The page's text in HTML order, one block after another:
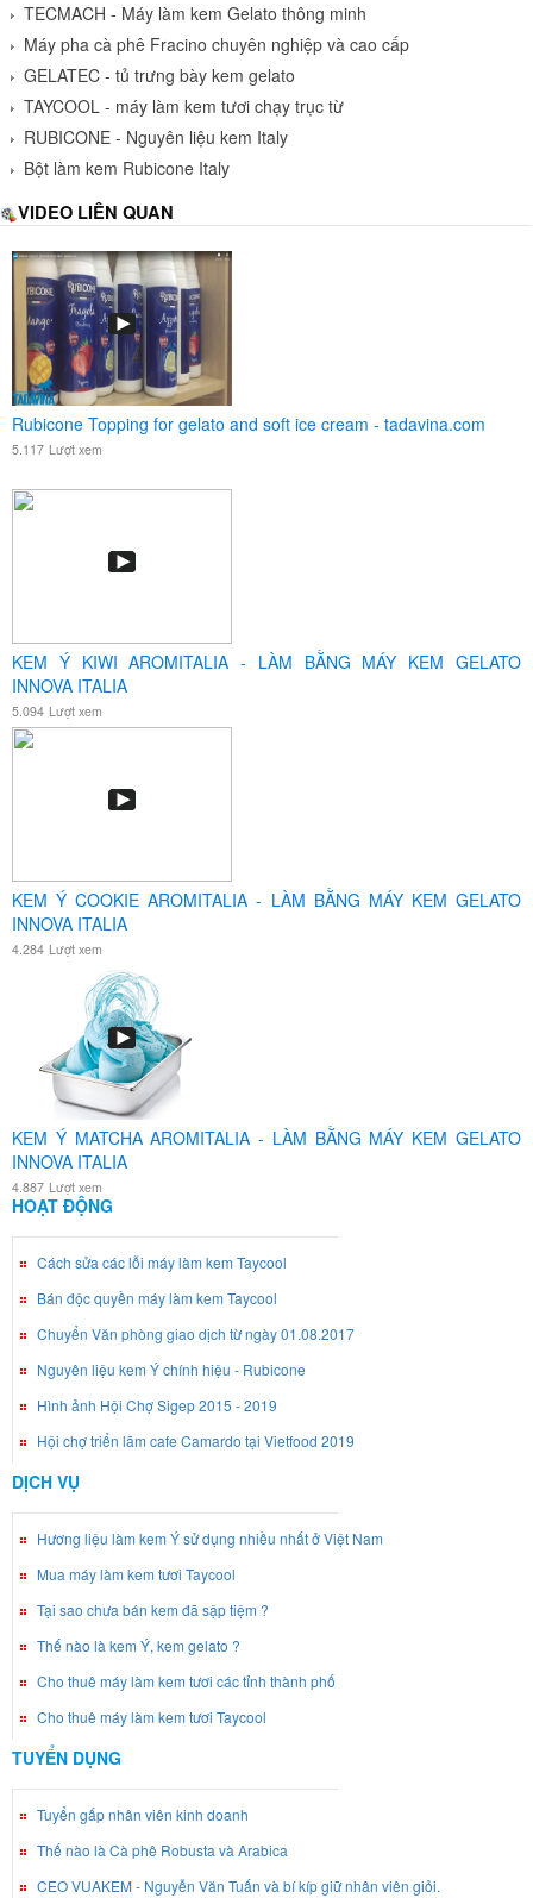
TECMACH - Máy làm kem Gelato thông minh
Máy pha cà phê Fracino chuyên nghiệp và cao cấp
GELATEC - tủ trưng bày kem gelato
TAYCOOL - máy làm kem tươi chạy trục từ
RUBICONE - Nguyên liệu kem Italy
Bột làm kem Rubicone Italy
VIDEO LIÊN QUAN
Rubicone Topping for gelato and soft ice cream - tadavina.com
5.117 Lượt xem
KEM Ý KIWI AROMITALIA - LÀM BẰNG MÁY KEM GELATO
INNOVA ITALIA
5.094 Lượt xem
KEM Ý COOKIE AROMITALIA - LÀM BẰNG MÁY KEM GELATO
INNOVA ITALIA
4.284 Lượt xem
KEM Ý MATCHA AROMITALIA - LÀM BẰNG MÁY KEM GELATO
INNOVA ITALIA
4.887 Lượt xem
HOẠT ĐỘNG
Cách sửa các lỗi máy làm kem Taycool
Bán độc quyền máy làm kem Taycool
Chuyển Văn phòng giao dịch từ ngày 01.08.2017
Nguyên liệu kem Ý chính hiệu - Rubicone
Hình ảnh Hội Chợ Sigep 2015 - 2019
Hội chợ triển lãm cafe Camardo tại Vietfood 2019
DỊCH VỤ
Hương liệu làm kem Ý sử dụng nhiều nhất ở Việt Nam
Mua máy làm kem tươi Taycool
Tại sao chưa bán kem đã sập tiệm ?
Thế nào là kem Ý, kem gelato ?
Cho thuê máy làm kem tươi các tỉnh thành phố
Cho thuê máy làm kem tươi Taycool
TUYỂN DỤNG
Tuyển gấp nhân viên kinh doanh
Thế nào là Cà phê Robusta và Arabica
CEO VUAKEM - Nguyễn Văn Tuấn và bí kíp giữ nhân viên giỏi.